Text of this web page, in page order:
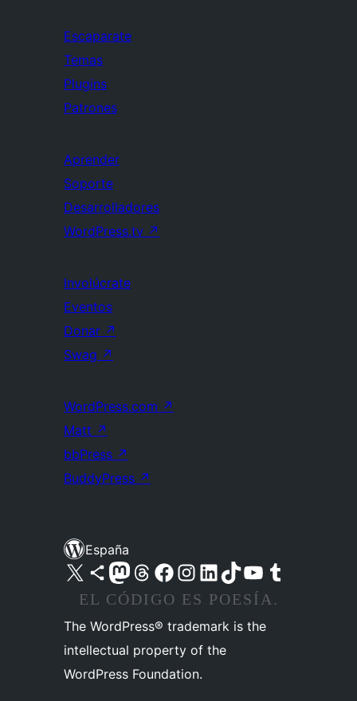
Escaparate
Temas
Plugins
Patrones
Aprender
Soporte
Desarrolladores
WordPress.tv ↗
Involúcrate
Eventos
Donar ↗
Swag ↗
WordPress.com ↗
Matt ↗
bbPress ↗
BuddyPress ↗
España
Visita nuestra cuenta de X (anteriormente Twitter)
Visita nuestra cuenta de Bluesky
Visita nuestra cuenta de Mastodon
Visita nuestra cuenta de Threads
Visita nuestra página de Facebook
Visita nuestra cuenta de Instagram
Visita nuestra cuenta de LinkedIn
Visita nuestra cuenta de TikTok
Visita nuestro canal de YouTube
Visita nuestra cuenta de Tumblr
EL CÓDIGO ES POESÍA.
The WordPress® trademark is the
intellectual property of the
WordPress Foundation.